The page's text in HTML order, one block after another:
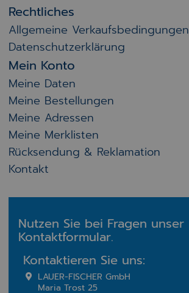
Rechtliches
Allgemeine Verkaufsbedingungen
Datenschutzerklärung
Mein Konto
Meine Daten
Meine Bestellungen
Meine Adressen
Meine Merklisten
Rücksendung & Reklamation
Kontakt
Nutzen Sie bei Fragen unser
Kontaktformular.
Kontaktieren Sie uns:
LAUER-FISCHER GmbH
Maria Trost 25